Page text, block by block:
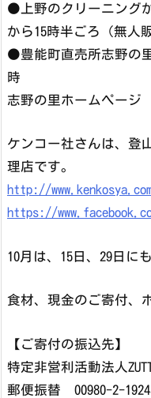
●上野のクリーニング
から15時半ごろ（無人
●豊能町直売所志野の
時
志野の里ホームページ
ケンコー社さんは、登
理店です。
http://
https://
10月は、15日、29日に
食材、現金のご寄付、
【ご寄付の振込先】
特定非営利活動法人
郵便振替 00980-2-